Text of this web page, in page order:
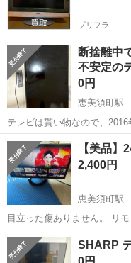
プリフラ
断捨離中
不安定の
0円
恵美須町駅
テレビは貰い物なので、2016
調子が悪いです。 テレビは
まにしてます。 壁掛けの部
ままにしてます。 壁にネ...
大阪 大阪市 恵美須町
【美品
2,400円
恵美須町駅
目立った傷ありません。 リ
大阪 大阪市
SHARP